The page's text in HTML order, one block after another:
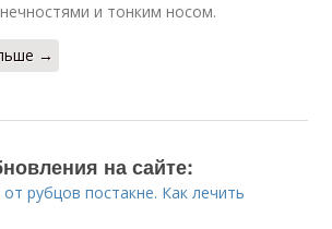
и тонким носом.
→
на сайте:
рубцов постакне. Как лечить